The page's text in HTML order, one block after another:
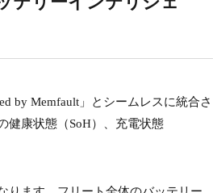
by Memfault」とシームレスに統合さ
健康状態（SoH）、充電状態